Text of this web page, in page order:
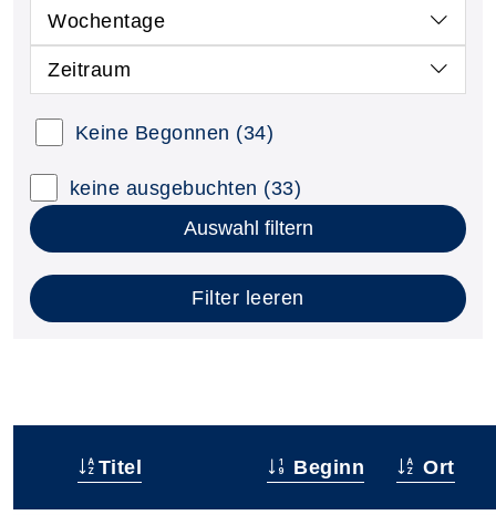
Wochentage
Zeitraum
Keine Begonnen (34)
keine ausgebuchten (33)
Auswahl filtern
Filter leeren
Titel Beginn Ort